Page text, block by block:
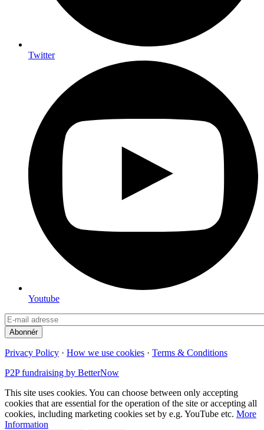
Twitter
Youtube
Privacy Policy · How we use cookies · Terms & Conditions
P2P fundraising by BetterNow
This site uses cookies. You can choose between only accepting
cookies that are essential for the operation of the site or accepting all
cookies, including marketing cookies set by e.g. YouTube etc. More
Information